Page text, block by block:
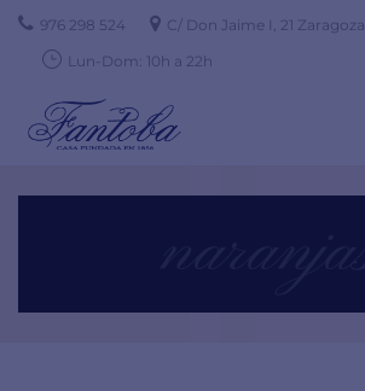
976 298 524
C/ Don Jaime I, 21 Zaragoza
Lun-Dom: 10h a 22h